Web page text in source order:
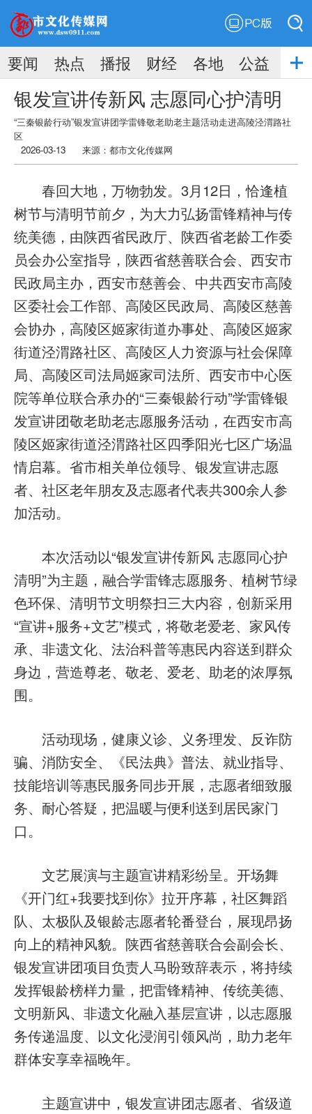
搜索
搜索
要闻 热点 播报 财经 各地 公益
银发宣讲传新风 志愿同心护清明
“三秦银龄行动”银发宣讲团学雷锋敬老助老主题活动走进高陵泾渭路社
区
2026-03-13
来源： 都市文化传媒网
春回大地，万物勃发。3月12日，恰逢植
树节与清明节前夕，为大力弘扬雷锋精神与传
统美德，由陕西省民政厅、陕西省老龄工作委
员会办公室指导，陕西省慈善联合会、西安市
民政局主办，西安市慈善会、中共西安市高陵
区委社会工作部、高陵区民政局、高陵区慈善
会协办，高陵区姬家街道办事处、高陵区姬家
街道泾渭路社区、高陵区人力资源与社会保障
局、高陵区司法局姬家司法所、西安市中心医
院等单位联合承办的“三秦银龄行动”学雷锋银
发宣讲团敬老助老志愿服务活动，在西安市高
陵区姬家街道泾渭路社区四季阳光七区广场温
情启幕。省市相关单位领导、银发宣讲志愿
者、社区老年朋友及志愿者代表共300余人参
加活动。
本次活动以“银发宣讲传新风 志愿同心护
清明”为主题，融合学雷锋志愿服务、植树节绿
色环保、清明节文明祭扫三大内容，创新采用
“宣讲+服务+文艺”模式，将敬老爱老、家风传
承、非遗文化、法治科普等惠民内容送到群众
身边，营造尊老、敬老、爱老、助老的浓厚氛
围。
活动现场，健康义诊、义务理发、反诈防
骗、消防安全、《民法典》普法、就业指导、
技能培训等惠民服务同步开展，志愿者细致服
务、耐心答疑，把温暖与便利送到居民家门
口。
文艺展演与主题宣讲精彩纷呈。开场舞
《开门红+我要找到你》拉开序幕，社区舞蹈
队、太极队及银龄志愿者轮番登台，展现昂扬
向上的精神风貌。陕西省慈善联合会副会长、
银发宣讲团项目负责人马盼致辞表示，将持续
发挥银龄榜样力量，把雷锋精神、传统美德、
文明新风、非遗文化融入基层宣讲，以志愿服
务传递温度、以文化浸润引领风尚，助力老年
群体安享幸福晚年。
主题宣讲中，银发宣讲团志愿者、省级道